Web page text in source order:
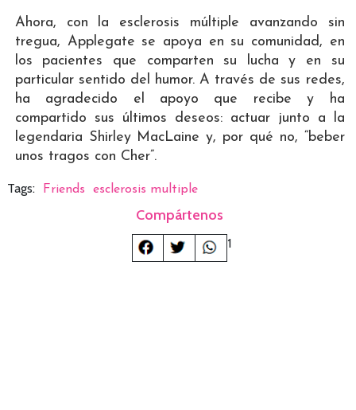
Ahora, con la esclerosis múltiple avanzando sin
tregua, Applegate se apoya en su comunidad, en
los pacientes que comparten su lucha y en su
particular sentido del humor. A través de sus redes,
ha agradecido el apoyo que recibe y ha
compartido sus últimos deseos: actuar junto a la
legendaria Shirley MacLaine y, por qué no, “beber
unos tragos con Cher”.
Tags: Friends esclerosis multiple
Compártenos
1